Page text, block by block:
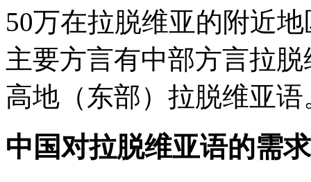
50万在拉脱维亚的附近
主要方言有中部方言拉
高地（东部）拉脱维亚语
中国对拉脱维亚语的需